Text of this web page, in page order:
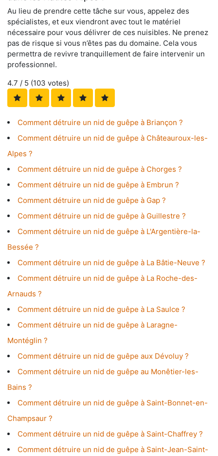
Au lieu de prendre cette tâche sur vous, appelez des
spécialistes, et eux viendront avec tout le matériel
nécessaire pour vous délivrer de ces nuisibles. Ne prenez
pas de risque si vous n’êtes pas du domaine. Cela vous
permettra de revivre tranquillement de faire intervenir un
professionnel.
4.7 / 5 (103 votes)
Comment détruire un nid de guêpe à Briançon ?
Comment détruire un nid de guêpe à Châteauroux-les-
Alpes ?
Comment détruire un nid de guêpe à Chorges ?
Comment détruire un nid de guêpe à Embrun ?
Comment détruire un nid de guêpe à Gap ?
Comment détruire un nid de guêpe à Guillestre ?
Comment détruire un nid de guêpe à L'Argentière-la-
Bessée ?
Comment détruire un nid de guêpe à La Bâtie-Neuve ?
Comment détruire un nid de guêpe à La Roche-des-
Arnauds ?
Comment détruire un nid de guêpe à La Saulce ?
Comment détruire un nid de guêpe à Laragne-
Montéglin ?
Comment détruire un nid de guêpe aux Dévoluy ?
Comment détruire un nid de guêpe au Monêtier-les-
Bains ?
Comment détruire un nid de guêpe à Saint-Bonnet-en-
Champsaur ?
Comment détruire un nid de guêpe à Saint-Chaffrey ?
Comment détruire un nid de guêpe à Saint-Jean-Saint-